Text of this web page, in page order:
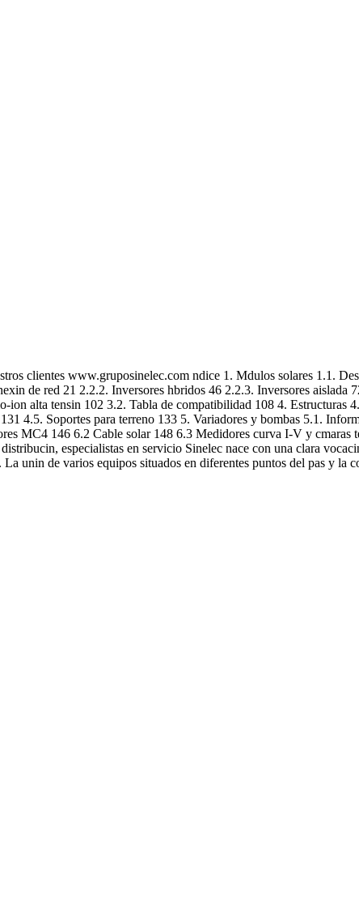
clientes www.gruposinelec.com ndice 1. Mdulos solares 1.1.
de red 21 2.2.2. Inversores hbridos 46 2.2.3. Inversores aislada
alta tensin 102 3.2. Tabla de compatibilidad 108 4. Estructuras
4.5. Soportes para terreno 133 5. Variadores y bombas 5.1.
MC4 146 6.2 Cable solar 148 6.3 Medidores curva I-V y cmaras
especialistas en servicio Sinelec nace con una clara
unin de varios equipos situados en diferentes puntos del pas y la